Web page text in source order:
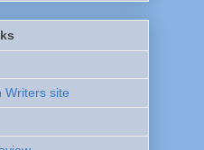
Writers site